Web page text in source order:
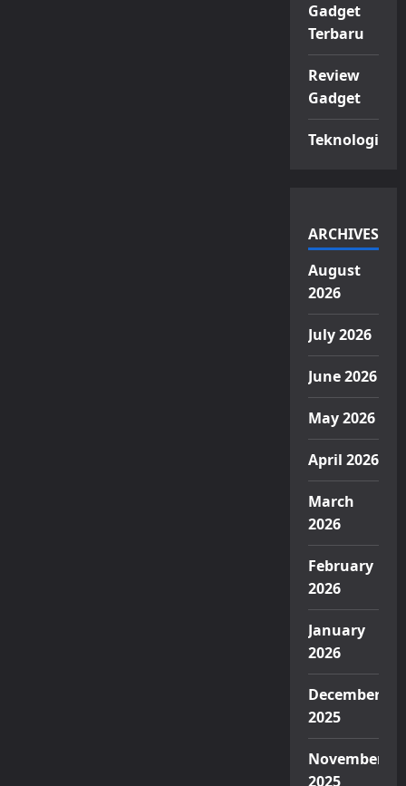
Gadget
Terbaru
Review
Gadget
Teknologi
ARCHIVES
August
2026
July 2026
June 2026
May 2026
April 2026
March
2026
February
2026
January
2026
December
2025
November
2025